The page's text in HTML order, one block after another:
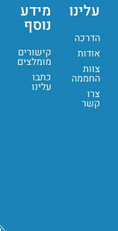
עלינו
הדרכה
אודות
צוות
החממה
צרו
קשר
מידע
נוסף
קישורים
מומלצים
כתבו
עלינו